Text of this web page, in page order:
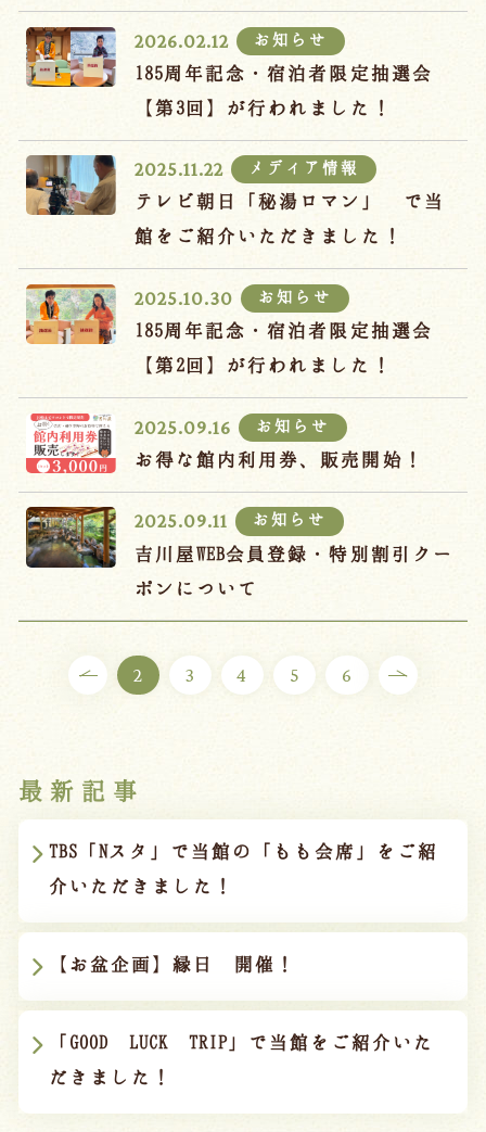
2026.02.12 お知らせ
185周年記念・宿泊者限定抽選会
【第3回】が行われました！
2025.11.22 メディア情報
テレビ朝日「秘湯ロマン」 で当
館をご紹介いただきました！
2025.10.30 お知らせ
185周年記念・宿泊者限定抽選会
【第2回】が行われました！
2025.09.16 お知らせ
お得な館内利用券、販売開始！
2025.09.11 お知らせ
吉川屋WEB会員登録・特別割引クー
ポンについて
2 3 4 5 6
最新記事
TBS「Nスタ」で当館の「もも会席」をご紹
介いただきました！
【お盆企画】縁日 開催！
「GOOD LUCK TRIP」で当館をご紹介いた
だきました！
Language